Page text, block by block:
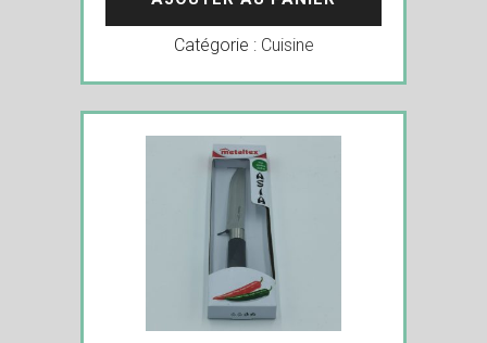
Catégorie : Cuisine